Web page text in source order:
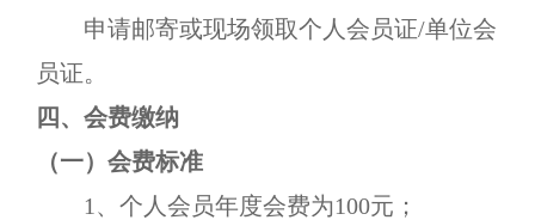
申请邮寄或现场领取个人会员证/单位会
员证。
四、会费缴纳
（一）会费标准
1、个人会员年度会费为100元；